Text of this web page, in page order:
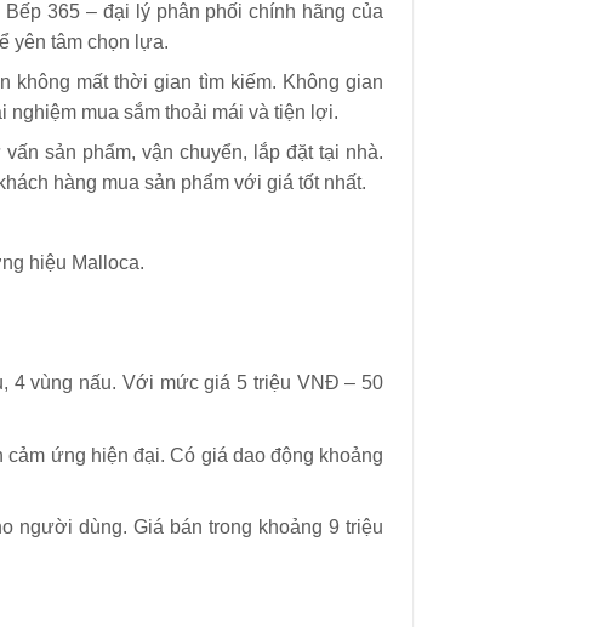
365 – đại lý phân phối chính hãng của
yên tâm chọn lựa.
mất thời gian tìm kiếm. Không gian
nghiệm mua sắm thoải mái và tiện lợi.
sản phẩm, vận chuyển, lắp đặt tại nhà.
hàng mua sản phẩm với giá tốt nhất.
hiệu Malloca.
4 vùng nấu. Với mức giá 5 triệu VNĐ – 50
ứng hiện đại. Có giá dao động khoảng
người dùng. Giá bán trong khoảng 9 triệu